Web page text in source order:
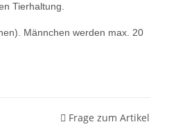
Tierhaltung.
Männchen werden max. 20
Frage zum Artikel